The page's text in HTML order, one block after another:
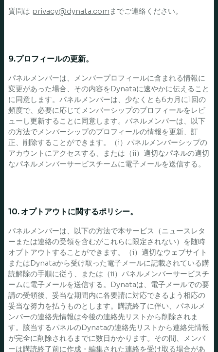
質問は privacy@dynata.com までご連絡ください。
9.プロフィールの更新。
パネルメンバーは、メンバープロフィールに含まれる情報に
変更があった場合、その内容をDynataに速やかに伝えること
に同意します。パネルメンバーは、少なくとも6カ月に1回の
頻度で、必要に応じてメンバーシップのプロフィールをレビ
ューし更新することに同意します。パネルメンバーは、以下
の方法でメンバーシップのプロフィールの情報を更新、訂
正、削除することができます。（i）パネルメンバーシップの
アカウントにアクセスする、または（ii）適切なパネルの適切
なパネルメンバーサービスチームに電子メールを送信する。
10. オプトアウトに関するポリシー。
パネルメンバーは、以下の方法で本サービス（ニュースレタ
ーまたは連絡の受領を含むがこれらに限定されない）を随時
オプトアウトすることができます。（i）適切なウェブサイト
またはDynataから受け取った電子メールに記載されている購
読解除の手順に従う、または（ii）パネルメンバーサービスチ
ームに電子メールを送信する。Dynataは、電子メールでの要
請の受領後、妥当な期間内に各要請に対応できるよう相応の
妥当な努力を払うものとします。購読終了に伴い、パネルメ
ンバーの連絡先情報は今後の連絡先リストから削除されま
す。該当するパネルのDynataの連絡先リストから連絡先情報
が完全に削除されるまでに数日かかります。その間、メンバ
ーは購読終了前に作成・編集された連絡を受け取る場合があ